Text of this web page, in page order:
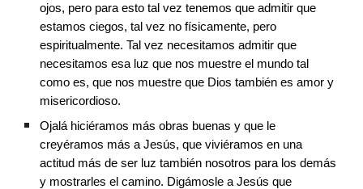
ojos, pero para esto tal vez tenemos que admitir que
estamos ciegos, tal vez no físicamente, pero
espiritualmente. Tal vez necesitamos admitir que
necesitamos esa luz que nos muestre el mundo tal
como es, que nos muestre que Dios también es amor y
misericordioso.
Ojalá hiciéramos más obras buenas y que le
creyéramos más a Jesús, que viviéramos en una
actitud más de ser luz también nosotros para los demás
y mostrarles el camino. Digámosle a Jesús que